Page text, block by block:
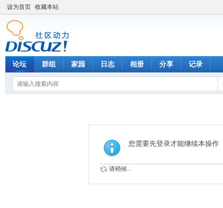
设为首页 收藏本站
论坛 群组 家园 日志 相册 分享 记录
您需要先登录才能继续本操作
请稍候...